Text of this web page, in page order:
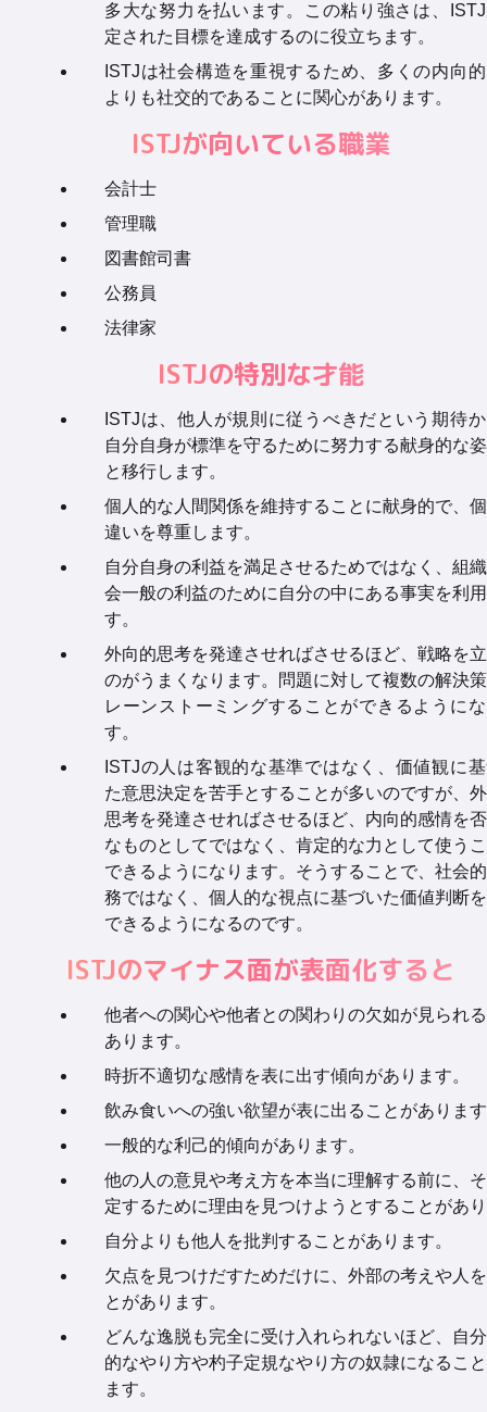
多大な努力を払います。この粘り強さは、
定された目標を達成するのに役立ちます。
ISTJは社会構造を重視するため、多くの内向
よりも社交的であることに関心があります。
ISTJが向いている職業
会計士
管理職
図書館司書
公務員
法律家
ISTJの特別な才能
ISTJは、他人が規則に従うべきだという期待
自分自身が標準を守るために努力する献身的な
と移行します。
個人的な人間関係を維持することに献身的で、
違いを尊重します。
自分自身の利益を満足させるためではなく、組
会一般の利益のために自分の中にある事実を利
す。
外向的思考を発達させればさせるほど、戦略を
のがうまくなります。問題に対して複数の解決
レーンストーミングすることができるように
す。
ISTJの人は客観的な基準ではなく、価値観に
た意思決定を苦手とすることが多いのですが、
思考を発達させればさせるほど、内向的感情を
なものとしてではなく、肯定的な力として使う
できるようになります。そうすることで、社会
務ではなく、個人的な視点に基づいた価値判断
できるようになるのです。
ISTJのマイナス面が表面化すると
他者への関心や他者との関わりの欠如が見られ
あります。
時折不適切な感情を表に出す傾向があります。
飲み食いへの強い欲望が表に出ることがありま
一般的な利己的傾向があります。
他の人の意見や考え方を本当に理解する前に、
定するために理由を見つけようとすることがあ
自分よりも他人を批判することがあります。
欠点を見つけだすためだけに、外部の考えや人
とがあります。
どんな逸脱も完全に受け入れられないほど、自
的なやり方や杓子定規なやり方の奴隷になるこ
ます。